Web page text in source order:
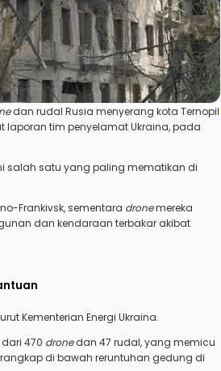
dan rudal Rusia menyerang kota Ternopil
laporan tim penyelamat Ukraina, pada
salah satu yang paling mematikan di
Frankivsk, sementara dronemereka
dan kendaraan terbakar akibat
Kementerian Energi Ukraina.
470 dronedan 47 rudal, yang memicu
di bawah reruntuhan gedung di